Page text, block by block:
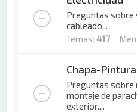
Preguntas sobre
cableado...
Temas:417
Chapa-Pintura
Preguntas sobre
montaje de
exterior....